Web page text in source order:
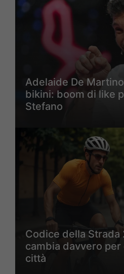
Adelaide De
bikini: boom di like
Stefano
Codice della Strada
cambia davvero per
città